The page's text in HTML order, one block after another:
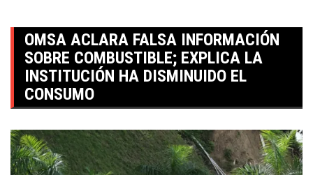
OMSA ACLARA FALSA INFORMACIÓN
SOBRE COMBUSTIBLE; EXPLICA LA
INSTITUCIÓN HA DISMINUIDO EL
CONSUMO